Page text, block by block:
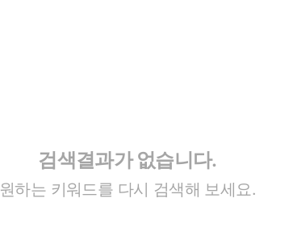
검색결과가 없습니다.
원하는 키워드를 다시 검색해 보세요.